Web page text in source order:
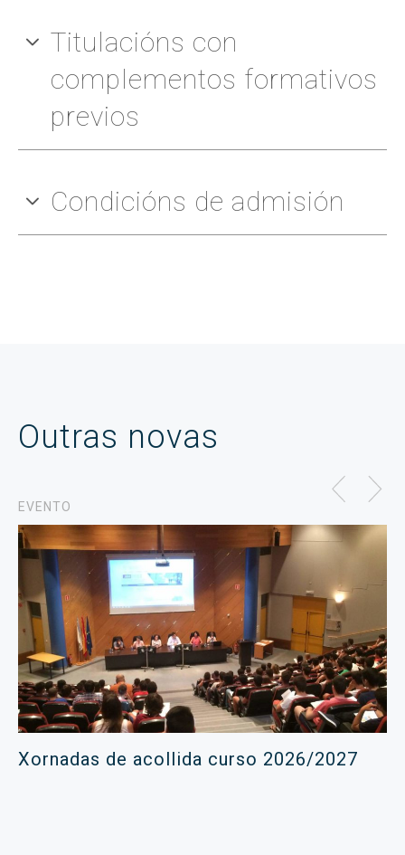
Titulacións con
complementos formativos
previos
Condicións de admisión
Outras novas
EVENTO
Xornadas de acollida curso 2026/2027